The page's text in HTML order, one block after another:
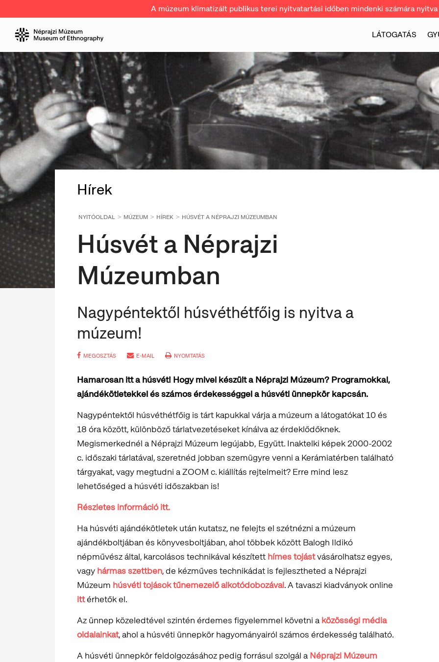
A múzeum klimatizált publikus terei nyitvatartási időben mindenki számára nyitva
LÁTOGATÁS
Hírek
NYITÓOLDAL MÚZEUM HÍREK HÚSVÉT A NÉPRAJZI MÚZEUMBAN
Húsvét a Néprajzi
Múzeumban
Nagypéntektől húsvéthétfőig is nyitva a
múzeum!
MEGOSZTÁS E-MAIL NYOMTATÁS
Hamarosan itt a húsvét! Hogy mivel készült a Néprajzi Múzeum? Programokkal,
ajándékötletekkel és számos érdekességgel a húsvéti ünnepkör kapcsán.
Nagypéntektől húsvéthétfőig is tárt kapukkal várja a múzeum a látogatókat 10 és
18 óra között, különböző tárlatvezetéseket kínálva az érdeklődőknek.
Megismerkednél a Néprajzi Múzeum legújabb, Együtt. Inaktelki képek 2000-2002
c. időszaki tárlatával, szeretnéd jobban szemügyre venni a Kerámiatérben található
tárgyakat, vagy megtudni a ZOOM c. kiállítás rejtelmeit? Erre mind lesz
lehetőséged a húsvéti időszakban is!
Részletes információ itt.
Ha húsvéti ajándékötletek után kutatsz, ne felejts el szétnézni a múzeum
ajándékboltjában és könyvesboltjában, ahol többek között Balogh Ildikó
népművész által, karcolásos technikával készített hímes tojástvásárolhatsz egyes,
vagy hármas szettben, de kézműves technikádat is fejlesztheted a Néprajzi
Múzeum húsvéti tojások tűnemezelő alkotódobozával. A tavaszi kiadványok online
ittérhetők el.
Az ünnep közeledtével szintén érdemes figyelemmel követni aközösségi média
oldalainkat, ahol a húsvéti ünnepkör hagyományairól számos érdekesség található.
A húsvéti ünnepkör feldolgozásához pedig forrásul szolgál aNéprajzi Múzeum